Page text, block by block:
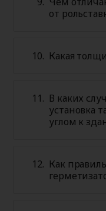
от
Какая
В каких
установка
углом к
Как